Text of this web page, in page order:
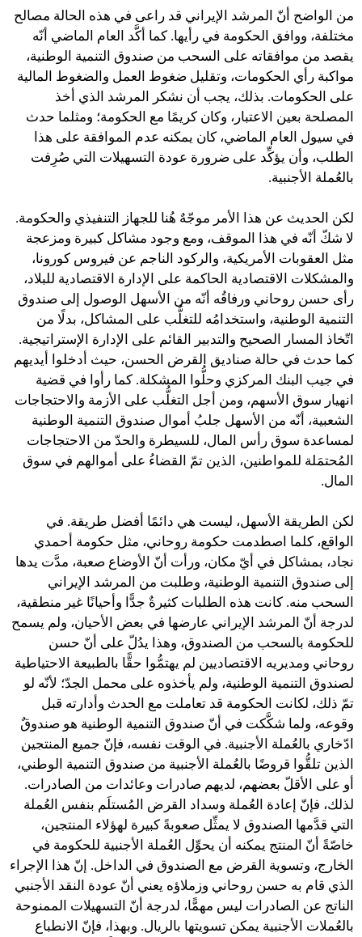
من الواضح أنّ المرشد الإيراني قد راعى في هذه الحالة مصالح
مختلفة، ووافق الحكومة في رأيها. كما أكَّد العام الماضي أنّه
يقصد من موافقاته على السحب من صندوق التنمية الوطنية،
مواكبة رأي الحكومات، وتقليل ضغوط العمل والضغوط المالية
على الحكومات. بذلك، يجب أن نشكر المرشد الذي أخذ
المصلحة بعين الاعتبار، وكان كريمًا مع الحكومة؛ ومثلما حدث
في سيول العام الماضي، كان يمكنه عدم الموافقة على هذا
الطلب، وأن يؤكِّد على ضرورة عودة التسهيلات التي صُرِفت
بالعُملة الأجنبية.
لكن الحديث عن هذا الأمر موجّهٌ هُنا للجهاز التنفيذي والحكومة.
لا شكّ أنّه في هذا الموقف، ومع وجود مشاكل كبيرة ومزعجة
مثل العقوبات الأمريكية، والركود الناجم عن فيروس كورونا،
والمشكلات الاقتصادية الحاكمة على الإدارة الاقتصادية للبلاد،
رأى حسن روحاني ورفاقُه أنّه من الأسهل الوصول إلى صندوق
التنمية الوطنية، واستخدامُه للتغلُّب على المشاكل، بدلًا من
اتّخاذ المسار الصحيح والتدبير القائم على الإدارة الإستراتيجية.
كما حدث في حالة صناديق القرض الحسن، حيث أدخلوا أيديهم
في جيب البنك المركزي وحلُّوا المشكلة. كما رأوا في قضية
انهيار سوق الأسهم، ومن أجل التغلُّب على الأزمة والاحتجاجات
الشعبية، أنّه من الأسهل جلبُ أموال صندوق التنمية الوطنية
لمساعدة سوق رأس المال، للسيطرة والحدّ من الاحتجاجات
المُحتمَلة للمواطنين، الذين تمّ القضاءُ على أموالهم في سوق
المال.
لكن الطريقة الأسهل، ليست هي دائمًا أفضل طريقة. في
الواقع، كلما اصطدمت حكومة روحاني، مثل حكومة أحمدي
نجاد، بمشاكل في أيّ مكان، ورأت أنّ الأوضاع صعبة، مدَّت يدها
إلى صندوق التنمية الوطنية، وطلبت من المرشد الإيراني
السحب منه. كانت هذه الطلبات كثيرةٌ جدًّا وأحيانًا غير منطقية،
لدرجة أنّ المرشد الإيراني عارضها في بعض الأحيان، ولم يسمح
للحكومة بالسحب من الصندوق، وهذا يدُلّ على أنّ حسن
روحاني ومديريه الاقتصاديين لم يهتمُّوا حقًّا بالطبيعة الاحتياطية
لصندوق التنمية الوطنية، ولم يأخذوه على محمل الجدّ؛ لأنّه لو
تمّ ذلك، لكانت الحكومة قد تعاملت مع الحدث وأدارته قبل
وقوعه، ولما شكَّكت في أنّ صندوق التنمية الوطنية هو صندوقٌ
ادّخاري بالعُملة الأجنبية. في الوقت نفسه، فإنّ جميع المنتجين
الذين تلقُّوا قروضًا بالعُملة الأجنبية من صندوق التنمية الوطني،
أو على الأقلّ بعضهم، لديهم صادرات وعائدات من الصادرات.
لذلك، فإنّ إعادة العُملة وسداد القرض المُستلَم بنفس العُملة
التي قدَّمها الصندوق لا يمثِّل صعوبةً كبيرة لهؤلاء المنتجين،
خاصّةً أنّ المنتج يمكنه أن يحوِّل العُملة الأجنبية للحكومة في
الخارج، وتسوية القرض مع الصندوق في الداخل. إنّ هذا الإجراء
الذي قام به حسن روحاني وزملاؤه يعني أنّ عودة النقد الأجنبي
الناتج عن الصادرات ليس مهمًّا، لدرجة أنّ التسهيلات الممنوحة
بالعُملات الأجنبية يمكن تسويتها بالريال. وبهذا، فإنّ الانطباع